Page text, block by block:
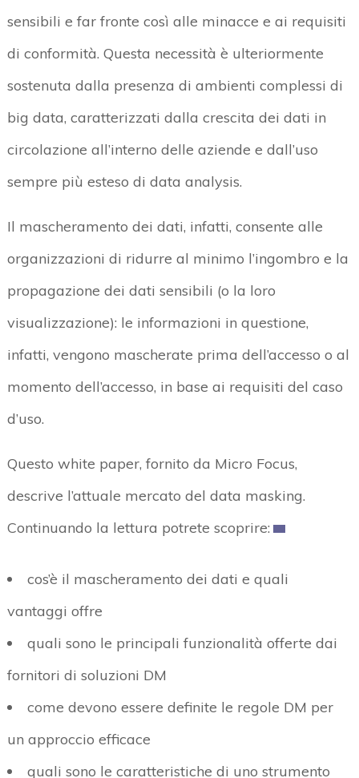
sensibili e far fronte così alle minacce e ai requisiti
di conformità. Questa necessità è ulteriormente
sostenuta dalla presenza di ambienti complessi di
big data, caratterizzati dalla crescita dei dati in
circolazione all’interno delle aziende e dall’uso
sempre più esteso di data analysis.
Il mascheramento dei dati, infatti, consente alle
organizzazioni di ridurre al minimo l’ingombro e la
propagazione dei dati sensibili (o la loro
visualizzazione): le informazioni in questione,
infatti, vengono mascherate prima dell’accesso o al
momento dell’accesso, in base ai requisiti del caso
d’uso.
Questo white paper, fornito da Micro Focus,
descrive l’attuale mercato del data masking.
Continuando la lettura potrete scoprire:
cos’è il mascheramento dei dati e quali
vantaggi offre
quali sono le principali funzionalità offerte dai
fornitori di soluzioni DM
come devono essere definite le regole DM per
un approccio efficace
quali sono le caratteristiche di uno strumento